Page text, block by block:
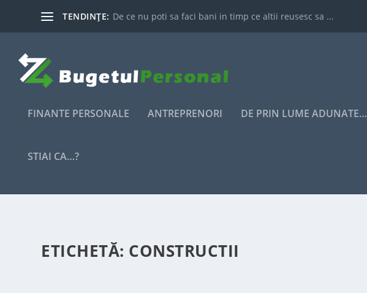
TENDINȚE: De ce nu poti sa faci bani in timp ce altii reusesc sa ...
FINANTE PERSONALE ANTREPRENORI DE PRIN LUME ADUNATE…
STIAI CA…?
ETICHETĂ: CONSTRUCTII